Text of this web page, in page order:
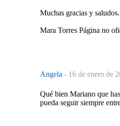
Muchas gracias y saludos.
Mara Torres Página no
Angela - 16 de enero de
Qué bien Mariano que
pueda seguir siempre